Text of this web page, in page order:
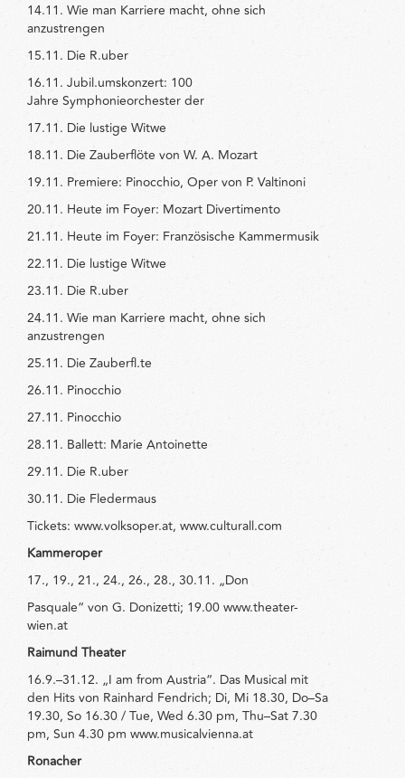
14.11. Wie man Karriere macht, ohne sich
anzustrengen
15.11. Die R.uber
16.11. Jubil.umskonzert: 100
Jahre Symphonieorchester der
17.11. Die lustige Witwe
18.11. Die Zauberflöte von W. A. Mozart
19.11. Premiere: Pinocchio, Oper von P. Valtinoni
20.11. Heute im Foyer: Mozart Divertimento
21.11. Heute im Foyer: Französische Kammermusik
22.11. Die lustige Witwe
23.11. Die R.uber
24.11. Wie man Karriere macht, ohne sich
anzustrengen
25.11. Die Zauberfl.te
26.11. Pinocchio
27.11. Pinocchio
28.11. Ballett: Marie Antoinette
29.11. Die R.uber
30.11. Die Fledermaus
Tickets: www.volksoper.at, www.culturall.com
Kammeroper
17., 19., 21., 24., 26., 28., 30.11. „Don
Pasquale“ von G. Donizetti; 19.00 www.theater-
wien.at
Raimund Theater
16.9.–31.12. „I am from Austria“. Das Musical mit
den Hits von Rainhard Fendrich; Di, Mi 18.30, Do–Sa
19.30, So 16.30 / Tue, Wed 6.30 pm, Thu–Sat 7.30
pm, Sun 4.30 pm www.musicalvienna.at
Ronacher